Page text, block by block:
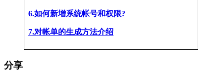
6.如何新增系统帐号和权限?
7.对帐单的生成方法介绍
分享